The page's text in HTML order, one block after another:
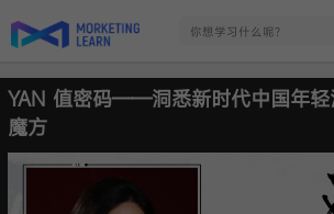
YAN 值密码——洞悉新时代中国年轻
魔方